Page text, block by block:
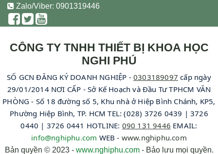
Zalo/Viber: 0901319446
CÔNG TY TNHH THIẾT BỊ KHOA HỌC
NGHI PHÚ
SỐ GCN ĐĂNG KÝ DOANH NGHIỆP -0303189097 cấp ngày
29/01/2014 NƠI CẤP - Sở Kế Hoạch và Đầu Tư TPHCM VĂN
PHÒNG - Số 18 đường số 5, Khu nhà ở Hiệp Bình Chánh, KP5,
Phường Hiệp Bình, TP. HCM TEL: (028) 3726 0439 | 3726
0440 | 3726 0441 HOTLINE: 090 131 9446 EMAIL:
info@nghiphu.com WEB - www.nghiphu.com
Bản quyền © 2023 - www.nghiphu.com- Bảo lưu mọi quyền.